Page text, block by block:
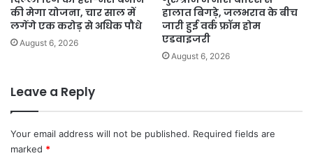
की मेगा योजना, चार साल में
लगेंगे एक करोड़ से अधिक पौधे
August 6, 2026
हालात बिगड़े, जलभराव के बीच
जारी हुई वर्क फ्रॉम होम
एडवाइजरी
August 6, 2026
Leave a Reply
Your email address will not be published. Required fields are
marked *